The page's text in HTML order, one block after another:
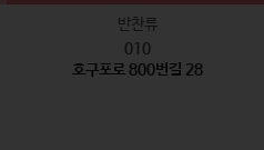
반찬류
010
호구포로 800번길 28